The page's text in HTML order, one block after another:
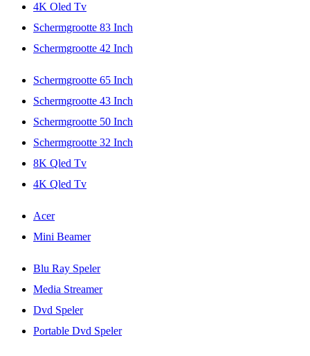
4K Oled Tv
Schermgrootte 83 Inch
Schermgrootte 42 Inch
Schermgrootte 65 Inch
Schermgrootte 43 Inch
Schermgrootte 50 Inch
Schermgrootte 32 Inch
8K Qled Tv
4K Qled Tv
Acer
Mini Beamer
Blu Ray Speler
Media Streamer
Dvd Speler
Portable Dvd Speler